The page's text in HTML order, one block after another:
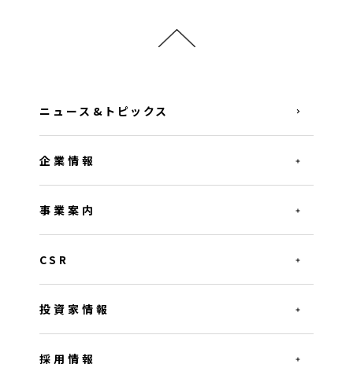
ニュース&トピックス
企業情報
事業案内
CSR
投資家情報
採用情報